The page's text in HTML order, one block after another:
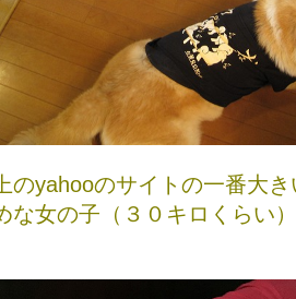
のyahooのサイトの一番大
な女の子（３０キロくらい